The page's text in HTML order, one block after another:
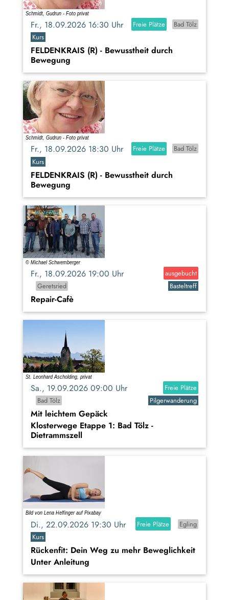
Fr., 18.09.2026 16:30 Uhr Freie Plätze
Bad Tölz
Kurs
FELDENKRAIS (R) - Bewusstheit durch
Bewegung
Fr., 18.09.2026 18:30 Uhr Freie Plätze
Bad Tölz
Kurs
FELDENKRAIS (R) - Bewusstheit durch
Bewegung
Fr., 18.09.2026 19:00 Uhr
ausgebucht
Geretsried
Basteltreff
Repair-Cafè
Sa., 19.09.2026 09:00 Uhr
Freie Plätze
Bad Tölz
Pilgerwanderung
Mit leichtem Gepäck
Klosterwege Etappe 1: Bad Tölz -
Dietrammszell
Di., 22.09.2026 19:30 Uhr Freie Plätze
Egling
Kurs
Rückenfit: Dein Weg zu mehr Beweglichkeit
Unter Anleitung